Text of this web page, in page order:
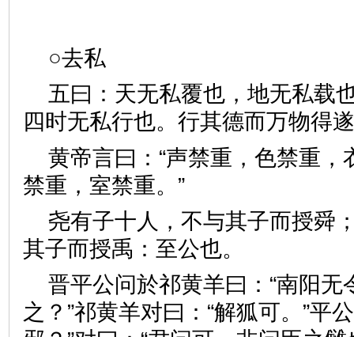
○去私
五曰：天无私覆也，地无私载
四时无私行也。行其德而万
黄帝言曰：“声禁重，色禁重，
禁重，室禁重。”
尧有子十人，不与其子而授舜
其子而授禹：至公也。
晋平公问於祁黄羊曰：“南阳无
之？”祁黄羊对曰：“解狐可。”平